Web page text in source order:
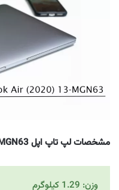
مشخصات لپ تاپ اپل MacBook Air 13 (2020)-MGN63:
وزن: 1.29 کیلوگرم